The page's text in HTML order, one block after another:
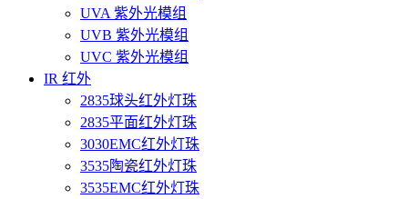
UVA 紫外光模组
UVB 紫外光模组
UVC 紫外光模组
IR 红外
2835球头红外灯珠
2835平面红外灯珠
3030EMC红外灯珠
3535陶瓷红外灯珠
3535EMC红外灯珠